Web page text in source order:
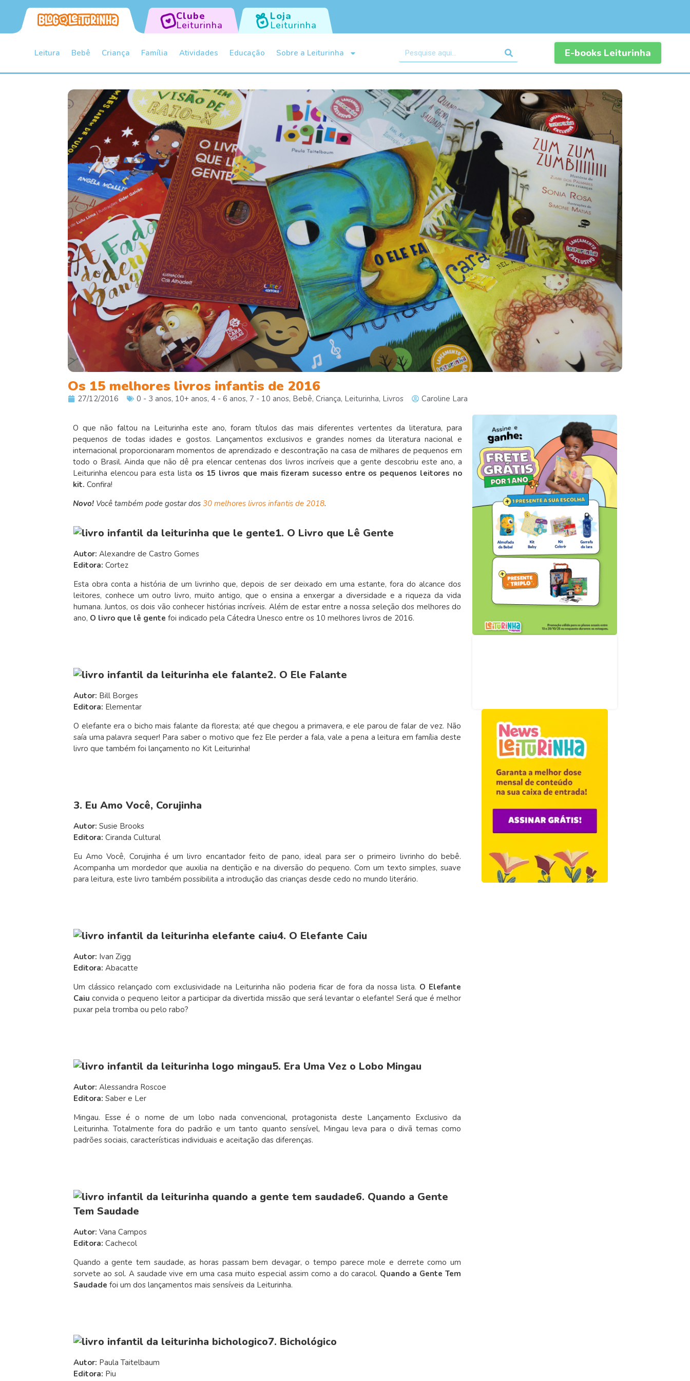
Clube
Leiturinha
Loja
Leiturinha
Leitura Bebê Criança Família Atividades Educação Sobre a Leiturinha E-books Leiturinha
Os 15 melhores livros infantis de 2016
27/12/2016 0 - 3 anos, 10+ anos, 4 - 6 anos, 7 - 10 anos, Bebê, Criança, Leiturinha, Livros Caroline Lara
O que não faltou na Leiturinha este ano, foram títulos das mais diferentes vertentes da literatura, para
pequenos de todas idades e gostos. Lançamentos exclusivos e grandes nomes da literatura nacional e
internacional proporcionaram momentos de aprendizado e descontração na casa de milhares de pequenos em
todo o Brasil. Ainda que não dê pra elencar centenas dos livros incríveis que a gente descobriu este ano, a
Leiturinha elencou para esta lista os 15 livros que mais fizeram sucesso entre os pequenos leitores no
kit. Confira!
Novo! Você também pode gostar dos 30 melhores livros infantis de 2018.
1. O Livro que Lê Gente
Autor: Alexandre de Castro Gomes
Editora: Cortez
Esta obra conta a história de um livrinho que, depois de ser deixado em uma estante, fora do alcance dos
leitores, conhece um outro livro, muito antigo, que o ensina a enxergar a diversidade e a riqueza da vida
humana. Juntos, os dois vão conhecer histórias incríveis. Além de estar entre a nossa seleção dos melhores do
ano, O livro que lê gente foi indicado pela Cátedra Unesco entre os 10 melhores livros de 2016.
2. O Ele Falante
Autor: Bill Borges
Editora: Elementar
O elefante era o bicho mais falante da floresta; até que chegou a primavera, e ele parou de falar de vez. Não
saía uma palavra sequer! Para saber o motivo que fez Ele perder a fala, vale a pena a leitura em família deste
livro que também foi lançamento no Kit Leiturinha!
3. Eu Amo Você, Corujinha
Autor: Susie Brooks
Editora: Ciranda Cultural
Eu Amo Você, Corujinha é um livro encantador feito de pano, ideal para ser o primeiro livrinho do bebê.
Acompanha um mordedor que auxilia na dentição e na diversão do pequeno. Com um texto simples, suave
para leitura, este livro também possibilita a introdução das crianças desde cedo no mundo literário.
4. O Elefante Caiu
Autor: Ivan Zigg
Editora: Abacatte
Um clássico relançado com exclusividade na Leiturinha não poderia ficar de fora da nossa lista. O Elefante
Caiu convida o pequeno leitor a participar da divertida missão que será levantar o elefante! Será que é melhor
puxar pela tromba ou pelo rabo?
5. Era Uma Vez o Lobo Mingau
Autor: Alessandra Roscoe
Editora: Saber e Ler
Mingau. Esse é o nome de um lobo nada convencional, protagonista deste Lançamento Exclusivo da
Leiturinha. Totalmente fora do padrão e um tanto quanto sensível, Mingau leva para o divã temas como
padrões sociais, características individuais e aceitação das diferenças.
6. Quando a Gente
Tem Saudade
Autor: Vana Campos
Editora: Cachecol
Quando a gente tem saudade, as horas passam bem devagar, o tempo parece mole e derrete como um
sorvete ao sol. A saudade vive em uma casa muito especial assim como a do caracol. Quando a Gente Tem
Saudade foi um dos lançamentos mais sensíveis da Leiturinha.
7. Bichológico
Autor: Paula Taitelbaum
Editora: Piu